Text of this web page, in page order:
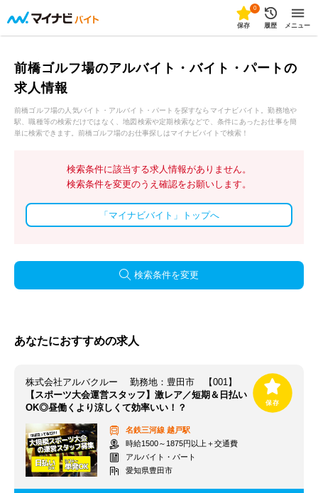
0
保存 履歴 メニュー
前橋ゴルフ場のアルバイト・バイト・パートの
求人情報
前橋ゴルフ場の人気バイト・アルバイト・パートを探すならマイナビバイト。勤務地や
駅、職種等の検索だけではなく、地図検索や定期検索などで、条件にあったお仕事を簡
単に検索できます。前橋ゴルフ場のお仕事探しはマイナビバイトで検索！
検索条件に該当する求人情報がありません。
検索条件を変更のうえ確認をお願いします。
「マイナビバイト」トップへ
検索条件を変更
あなたにおすすめの求人
株式会社アルバクルー 勤務地：豊田市 【001】
【スポーツ大会運営スタッフ】激レア／短期＆日払い
OK◎昼働くより涼しくて効率いい！？
名鉄三河線 越戸駅
時給1500～1875円以上＋交通費
アルバイト・パート
愛知県豊田市